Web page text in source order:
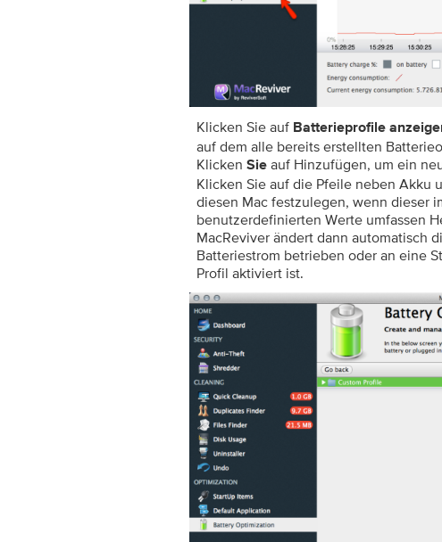
Klicken Sie auf Batterieprofile
auf dem alle bereits erstellten
Klicken Sie auf Hinzufügen, um ein
Klicken Sie auf die Pfeile neben Akku
diesen Mac festzulegen, wenn dieser
benutzerdefinierten Werte umfassen
MacReviver ändert dann automatisch
Batteriestrom betrieben oder an eine
Profil aktiviert ist.